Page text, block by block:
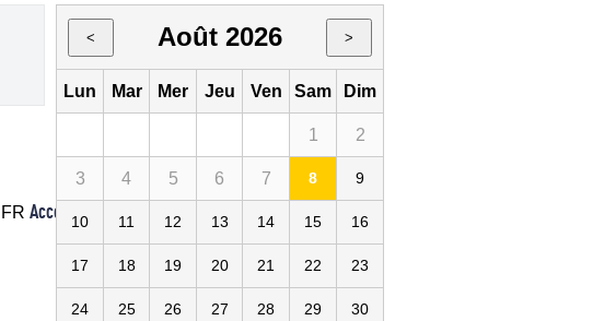
FR Accor Arena
< Août 2026 >
Lun Mar Mer Jeu Ven Sam Dim
1 2
3 4 5 6 7 8 9
10 11 12 13 14 15 16
17 18 19 20 21 22 23
24 25 26 27 28 29 30